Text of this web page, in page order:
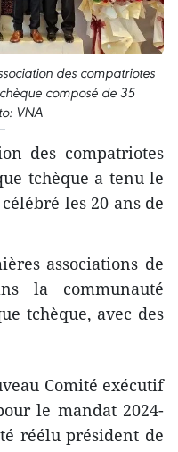
des compatriotes
composé de 35
VNA
des compatriotes
tchèque a tenu le
les 20 ans de
associations de
la communauté
tchèque, avec des
Comité exécutif
le mandat 2024-
réélu président de